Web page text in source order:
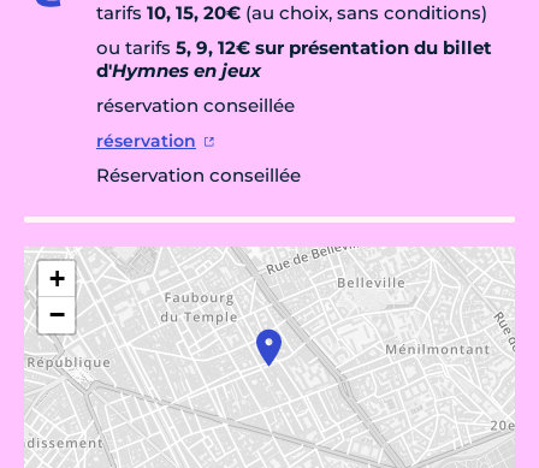
tarifs 10, 15, 20€ (au choix, sans conditions)
ou tarifs 5, 9, 12€ sur présentation du billet
d'Hymnes en jeux
réservation conseillée
réservation
Réservation conseillée
+
−